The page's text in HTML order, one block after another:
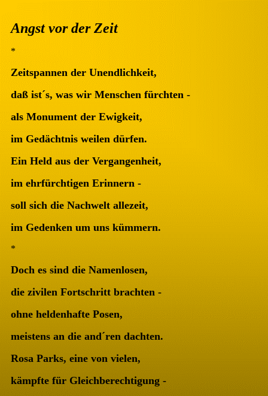
Angst vor der Zeit
*
Zeitspannen der Unendlichkeit,
daß ist´s, was wir Menschen fürchten -
als Monument der Ewigkeit,
im Gedächtnis weilen dürfen.
Ein Held aus der Vergangenheit,
im ehrfürchtigen Erinnern -
soll sich die Nachwelt allezeit,
im Gedenken um uns kümmern.
*
Doch es sind die Namenlosen,
die zivilen Fortschritt brachten -
ohne heldenhafte Posen,
meistens an die and´ren dachten.
Rosa Parks, eine von vielen,
kämpfte für Gleichberechtigung -